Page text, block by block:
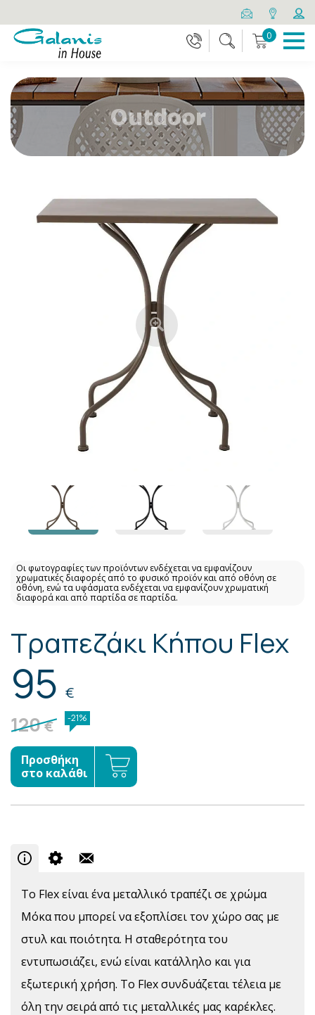
0
Outdoor
Οι φωτογραφίες των προϊόντων ενδέχεται να εμφανίζουν
χρωματικές διαφορές από το φυσικό προϊόν και από οθόνη σε
οθόνη, ενώ τα υφάσματα ενδέχεται να εμφανίζουν χρωματική
διαφορά και από παρτίδα σε παρτίδα.
Τραπεζάκι Κήπου Flex
95 €
120€ -21%
Προσθήκη
στο καλάθι
Το Flex είναι ένα μεταλλικό τραπέζι σε χρώμα
Μόκα που μπορεί να εξοπλίσει τον χώρο σας με
στυλ και ποιότητα. Η σταθερότητα του
εντυπωσιάζει, ενώ είναι κατάλληλο και για
εξωτερική χρήση. Το Flex συνδυάζεται τέλεια με
όλη την σειρά από τις μεταλλικές μας καρέκλες.